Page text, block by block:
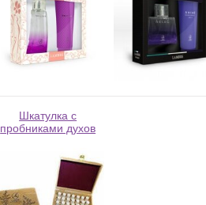
Шкатулка с
пробниками духов